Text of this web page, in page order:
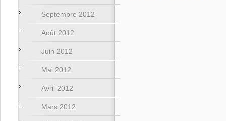
Septembre 2012
Août 2012
Juin 2012
Mai 2012
Avril 2012
Mars 2012